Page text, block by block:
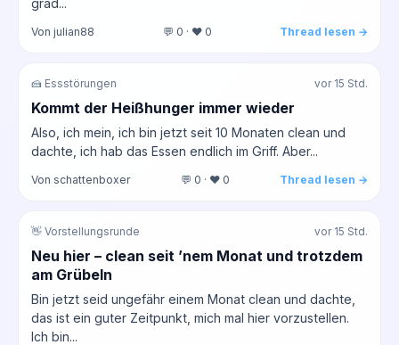
Von julian88 💬 0 · ❤️ 0 Thread lesen →
🍰 Essstörungen vor 15 Std.
Kommt der Heißhunger immer wieder
Also, ich mein, ich bin jetzt seit 10 Monaten clean und
dachte, ich hab das Essen endlich im Griff. Aber...
Von schattenboxer 💬 0 · ❤️ 0 Thread lesen →
👋 Vorstellungsrunde vor 15 Std.
Neu hier – clean seit ’nem Monat und trotzdem
am Grübeln
Bin jetzt seid ungefähr einem Monat clean und dachte,
das ist ein guter Zeitpunkt, mich mal hier vorzustellen.
Ich bin...